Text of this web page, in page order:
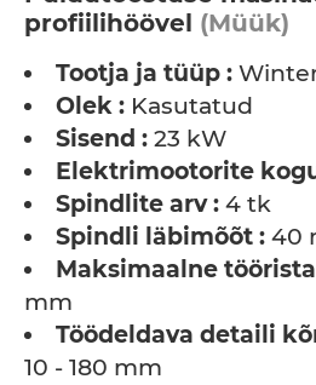
profiilihöövel (Müük)
Tootja ja tüüp :
Olek : Kasutatud
Sisend : 23 kW
Elektrimootorite
Spindlite arv : 4 tk
Spindli läbimõõt : 40
Maksimaalne
mm
Töödeldava detaili
10 - 180 mm